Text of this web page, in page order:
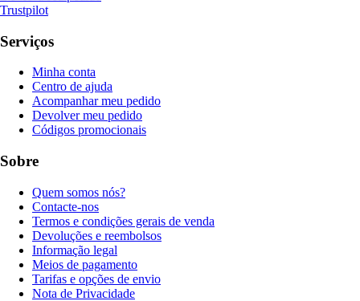
Trustpilot
Serviços
Minha conta
Centro de ajuda
Acompanhar meu pedido
Devolver meu pedido
Códigos promocionais
Sobre
Quem somos nós?
Contacte-nos
Termos e condições gerais de venda
Devoluções e reembolsos
Informação legal
Meios de pagamento
Tarifas e opções de envio
Nota de Privacidade